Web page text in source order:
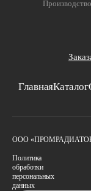
ГлавнаяКаталог
ООО «ПРОМРАДИАТОР-
Политика
обработки
персональных
данных